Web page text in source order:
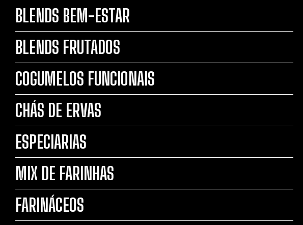
BLENDS BEM-ESTAR
BLENDS FRUTADOS
COGUMELOS FUNCIONAIS
CHÁS DE ERVAS
ESPECIARIAS
MIX DE FARINHAS
FARINÁCEOS